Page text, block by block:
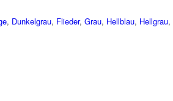
, Dunkelgrau, Flieder, Grau, Hellblau, Hellgrau,